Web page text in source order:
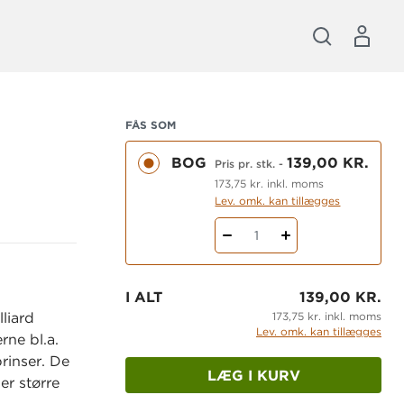
bl.a.
De
større
FÅS SOM
BOG Pris pr. stk. -139,00 KR.
173,75 kr. inkl. moms
Lev. omk. kan tillægges
1
I ALT 139,00 KR.
173,75 kr. inkl. moms
Lev. omk. kan tillægges
LÆG I KURV